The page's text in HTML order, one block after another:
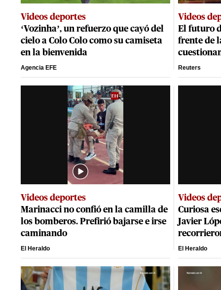
Videos deportes
‘Vozinha’, un refuerzo que cayó del
cielo a Colo Colo como su camiseta
en la bienvenida
Agencia EFE
Videos
El futuro
frente de
Reuters
Videos deportes
Marinacci no confió en la camilla de
los bomberos. Prefirió bajarse e irse
caminando
El Heraldo
Videos
Curiosa
Javier
El Heraldo